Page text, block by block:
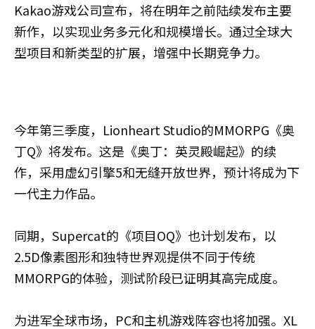
Kakao游戏公司宣布，将在明年之前陆续发布主要
新作，以实现业务多元化和规模增长。通过全球大
型项目和新类型的扩展，增强中长期竞争力。
今年第三季度，Lionheart Studio的MMORPG《奥
丁Q》将发布。这是《奥丁：英灵殿崛起》的续
作，采用虚幻引擎5和无缝开放世界，预计将成为下
一代主力作品。
同期，Supercat的《项目OQ》也计划发布，以
2.5D像素图形和独特世界观提供不同于传统
MMORPG的体验，测试阶段已证明其高完成度。
为进军全球市场，PC和主机游戏阵容也将加强。XL